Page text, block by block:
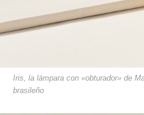
Iris, la lámpara con «obturador» de
brasileño